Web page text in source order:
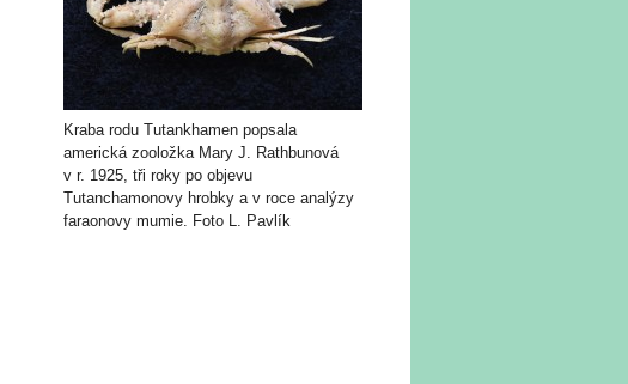
Kraba rodu Tutankhamen popsala
americká zooložka Mary J. Rathbunová
v r. 1925, tři roky po objevu
Tutanchamonovy hrobky a v roce analýzy
faraonovy mumie. Foto L. Pavlík